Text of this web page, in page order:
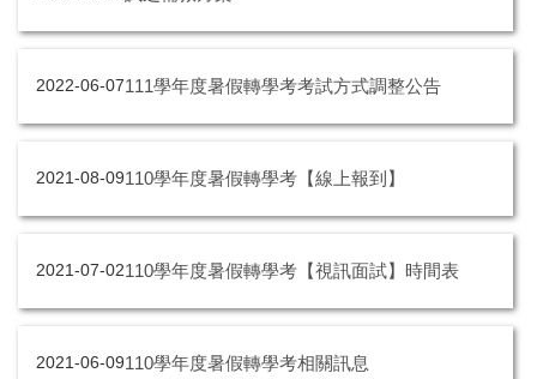
111學年度暑假轉學考考試方式調整公告
2022-06-07
110學年度暑假轉學考【線上報到】
2021-08-09
110學年度暑假轉學考【視訊面試】時間表
2021-07-02
110學年度暑假轉學考相關訊息
2021-06-09